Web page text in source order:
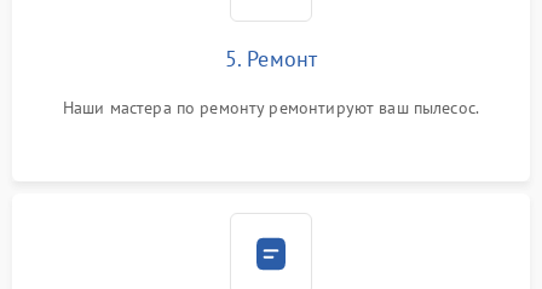
5. Ремонт
Наши мастера по ремонту ремонтируют ваш пылесос.